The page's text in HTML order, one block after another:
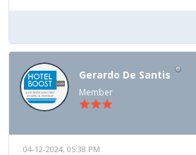
Gerardo De Santis
Member
04-12-2024, 05:38 PM